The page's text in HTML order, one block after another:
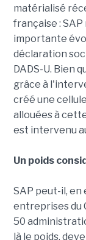
matérialisé
française :
importante
déclaration
DADS-U. Bien
grâce à
créé une
allouées à
est intervenu
Un poids
SAP peut-il, en
entreprises du
50
là le poids,